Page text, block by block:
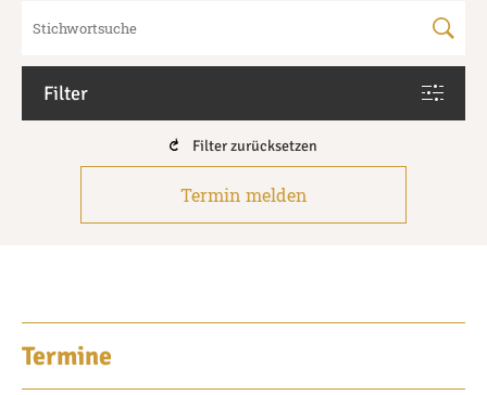
Filter
Filter zurücksetzen
Termin melden
Termine